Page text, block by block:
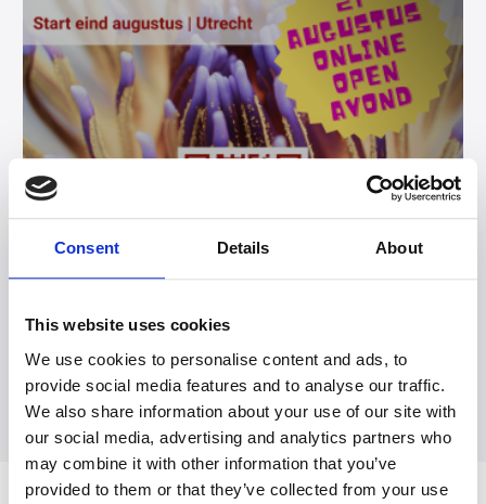
Consent Details About
This website uses cookies
We use cookies to personalise content and ads, to
provide social media features and to analyse our traffic.
We also share information about your use of our site with
our social media, advertising and analytics partners who
may combine it with other information that you’ve
provided to them or that they’ve collected from your use
Vanaf studiejaar 2025-2026 is de opleiding Spiritualiteit
en Zingeving ONLINE te volgen